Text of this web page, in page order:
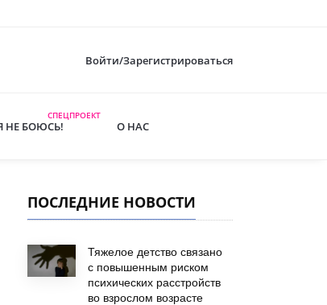
Войти/Зарегистрироваться
НЕ БОЮСЬ!
СПЕЦПРОЕКТ
О НАС
ПОСЛЕДНИЕ НОВОСТИ
Тяжелое детство связано
с повышенным риском
психических расстройств
во взрослом возрасте